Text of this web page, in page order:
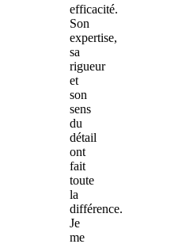
efficacité.
Son
expertise,
sa
rigueur
et
son
sens
du
détail
ont
fait
toute
la
différence.
Je
me